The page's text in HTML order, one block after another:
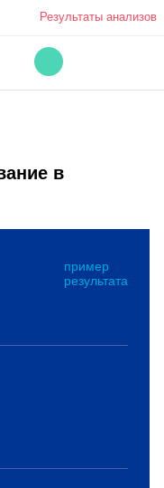
Результаты анализов
в
пример
результата